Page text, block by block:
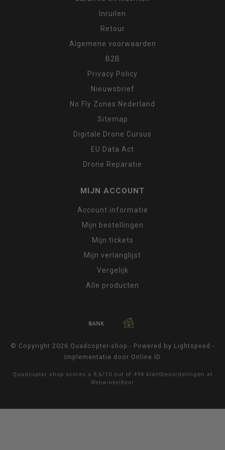
Inruilen
Retour
Algemene voorwaarden
B2B
Privacy Policy
Nieuwsbrief
No Fly Zones Nederland
Sitemap
Digitale Drone Cursus
EU Data Act
Drone Reparatie
MIJN ACCOUNT
Account informatie
Mijn bestellingen
Mijn tickets
Mijn verlanglijst
Vergelijk
Alle producten
© Copyright 2026 Quadcopter-shop - Powered by Lightspeed -
Implementatie door Online ID
Quadcopter shop scores a 8,6/ 10 out of 494 klantbeoordelingen at
WebwinkelKeur